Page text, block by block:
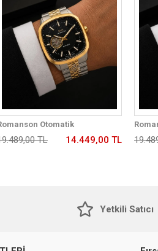
Otomatik
Premium Erkek
Kol Saati 5 ATM Suya Dayanıklı 2
TL 14.449,00 TL
Kol
Yetkili Satıcı